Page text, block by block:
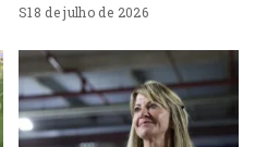
18 de julho de 2026